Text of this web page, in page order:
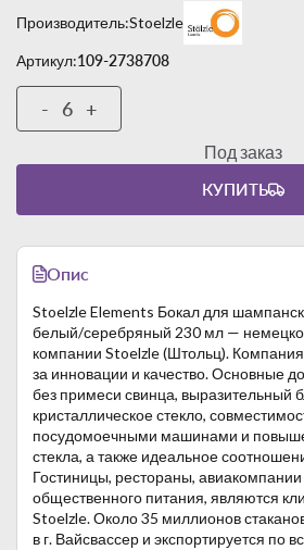
Производитель:Stoelzle
Артикул:109-2738708
- +
Под заказ
КУПИТЬ
Опис
Stoelzle Elements Бокал для
белый/серебряный 230 мл —
компании Stoelzle (Штольц).
за инновации и качество. Основные
без примеси свинца, выразительный
кристаллическое стекло,
посудомоечными машинами и
стекла, а также идеальное
Гостиницы, рестораны,
общественного питания, являются
Stoelzle. Около 35 миллионов
в г. Вайсвассер и экспортируется по